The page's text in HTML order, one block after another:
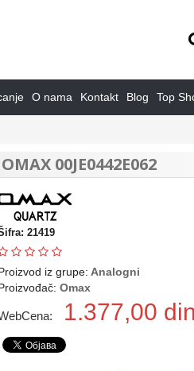
O nama Kontakt Blog Top
OMAX 00JE0442E062
21419
iz grupe: Analogni
Omax
1.377,00